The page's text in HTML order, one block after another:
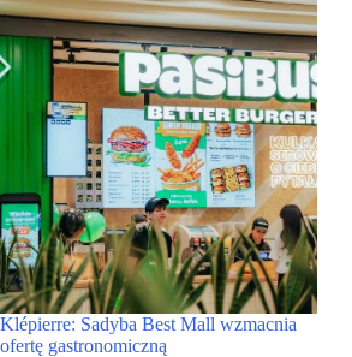
Klépierre: Sadyba Best Mall wzmacnia
ofertę gastronomiczną